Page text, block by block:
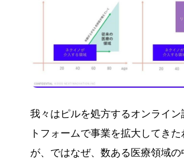
我々はピルを処方するオンライン
トフォームで事業を拡大してきた
が、ではなぜ、数ある医療領域